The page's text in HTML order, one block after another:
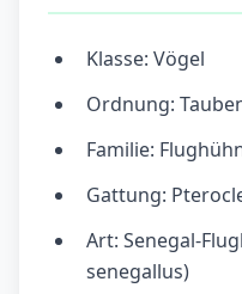
Klasse: Vögel
Ordnung:
Familie:
Gattung:
Art: Senegal-
senegallus)